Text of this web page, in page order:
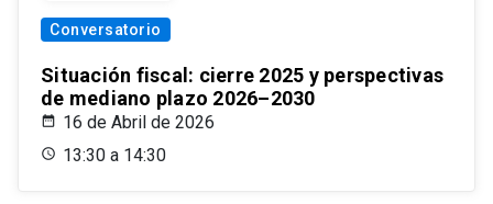
Conversatorio
Situación fiscal: cierre 2025 y perspectivas
de mediano plazo 2026–2030
16 de Abril de 2026
13:30 a 14:30